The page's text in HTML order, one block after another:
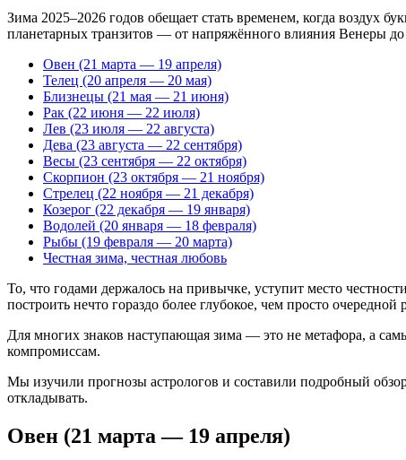
Зима 2025–2026 годов обещает стать временем, когда воздух
планетарных транзитов — от напряжённого влияния Венеры
Овен (21 марта — 19 апреля)
Телец (20 апреля — 20 мая)
Близнецы (21 мая — 21 июня)
Рак (22 июня — 22 июля)
Лев (23 июля — 22 августа)
Дева (23 августа — 22 сентября)
Весы (23 сентября — 22 октября)
Скорпион (23 октября — 21 ноября)
Стрелец (22 ноября — 21 декабря)
Козерог (22 декабря — 19 января)
Водолей (20 января — 18 февраля)
Рыбы (19 февраля — 20 марта)
Честная зима, честная любовь
То, что годами держалось на привычке, уступит место
построить нечто гораздо более глубокое, чем просто
Для многих знаков наступающая зима — это не метафора, а
компромиссам.
Мы изучили прогнозы астрологов и составили подробный
откладывать.
Овен (21 марта — 19 апреля)